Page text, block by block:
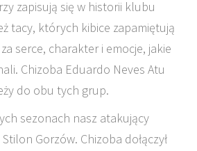
zapisują się w historii klubu
tacy, których kibice zapamiętują
serce, charakter i emocje, jakie
Chizoba Eduardo Neves Atu
do obu tych grup.
sezonach nasz atakujący
Gorzów. Chizoba dołączył